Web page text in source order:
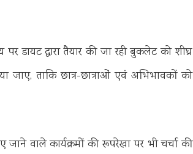
डायट द्वारा तैयार की जा रही बुकलेट को शीघ्र
जाए, ताकि छात्र-छात्राओं एवं अभिभावकों को
वाले कार्यक्रमों की रूपरेखा पर भी चर्चा की